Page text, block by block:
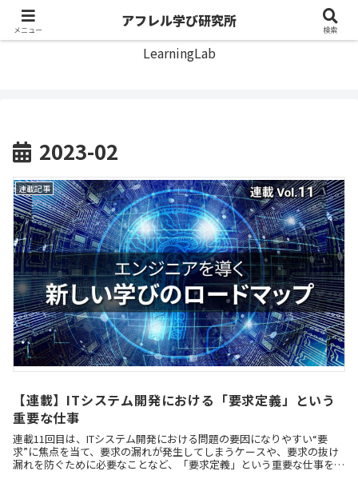
アフレル学び研究所
LearningLab
2023-02
連載記事
【連載】ITシステム開発における「要求定義」という
重要な仕事
連載11回目は、ITシステム開発における問題の要因になりやすい“要
求”に焦点を当て、要求の漏れが発生してしまうケースや、要求の抜け
漏れを防ぐために必要なことなど、「要求定義」という重要な仕事を取
メニュー
アフレル学び研究所
検索